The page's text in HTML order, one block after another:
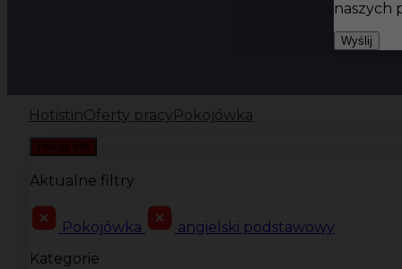
HotistinOferty pracy Pokojówka
Pokaż filtr
Aktualne filtry
Pokojówka
angielski podstawowy
Kategorie
naszych
Wyślij